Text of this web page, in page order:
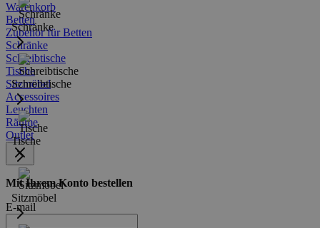
Warenkorb
Schränke
Schreibtische
Tische
Sitzmöbel
Betten
Zubehör für Betten
Schränke
Schreibtische
Tische
Sitzmöbel
Accessoires
Leuchten
Räume
Outlet
Mit Ihrem Konto bestellen
E-mail